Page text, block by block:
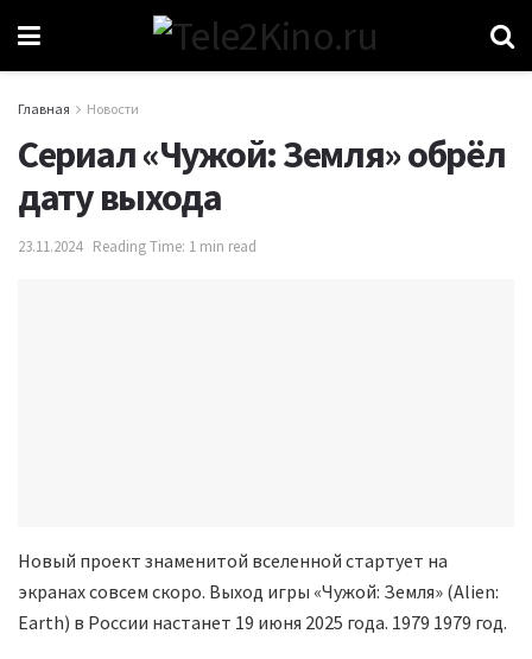
Главная Новости
Сериал «Чужой: Земля» обрёл
дату выхода
23.11.2024 Reading Time: 1 min read
Новый проект знаменитой вселенной стартует на
экранах совсем скоро. Выход игры «Чужой: Земля» (Alien:
Earth) в России настанет 19 июня 2025 года. 1979 1979 год.